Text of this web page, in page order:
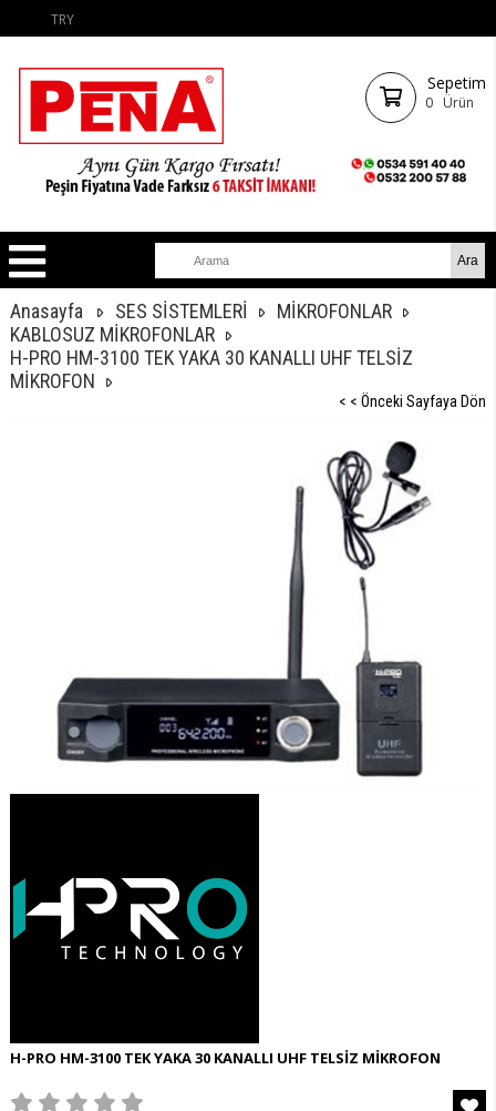
TRY
Sepetim
0 Ürün
Anasayfa SES SİSTEMLERİ
MİKROFONLAR
KABLOSUZ MİKROFONLAR
H-PRO HM-3100 TEK YAKA 30 KANALLI UHF TELSİZ
MİKROFON
< < Önceki Sayfaya Dön
H-PRO HM-3100 TEK YAKA 30 KANALLI UHF TELSİZ MİKROFON